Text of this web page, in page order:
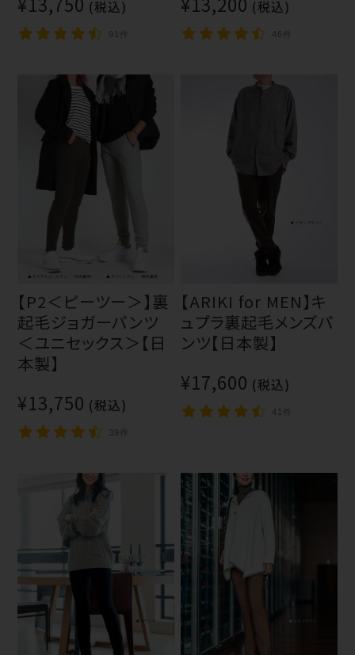
(税込)
91件
(税込)
46件
【P2＜ピーツー＞】裏
起毛ジョガーパンツ
＜ユニセックス＞【日
本製】
¥13,750 (税込)
39件
【ARIKI for MEN】キ
ュプラ裏起毛メンズパ
ンツ【日本製】
¥17,600 (税込)
41件